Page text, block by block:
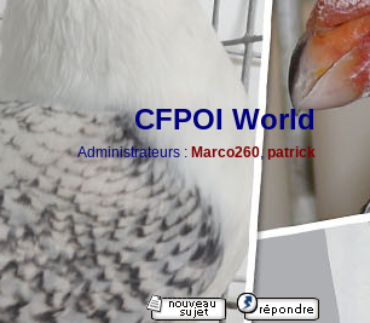
CFPOI World
Administrateurs : Marco260, patrick